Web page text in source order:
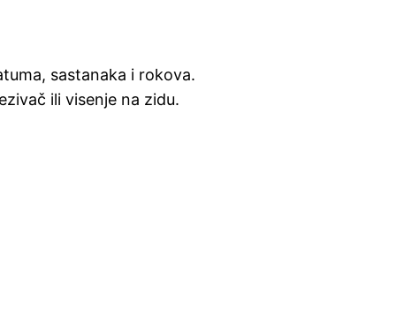
sastanaka i rokova.
ili visenje na zidu.